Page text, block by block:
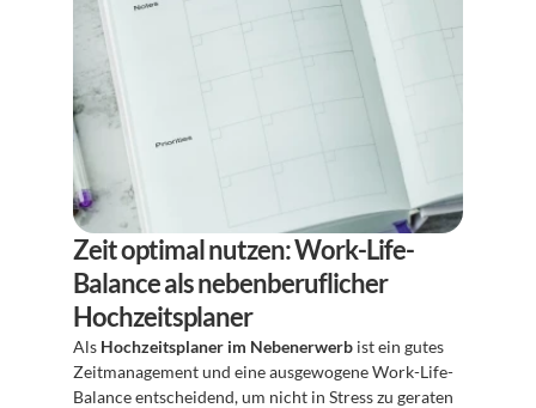
Zeit optimal nutzen: Work-Life-
Balance als nebenberuflicher
Hochzeitsplaner
Als Hochzeitsplaner im Nebenerwerb ist ein gutes
Zeitmanagement und eine ausgewogene Work-Life-
Balance entscheidend, um nicht in Stress zu geraten